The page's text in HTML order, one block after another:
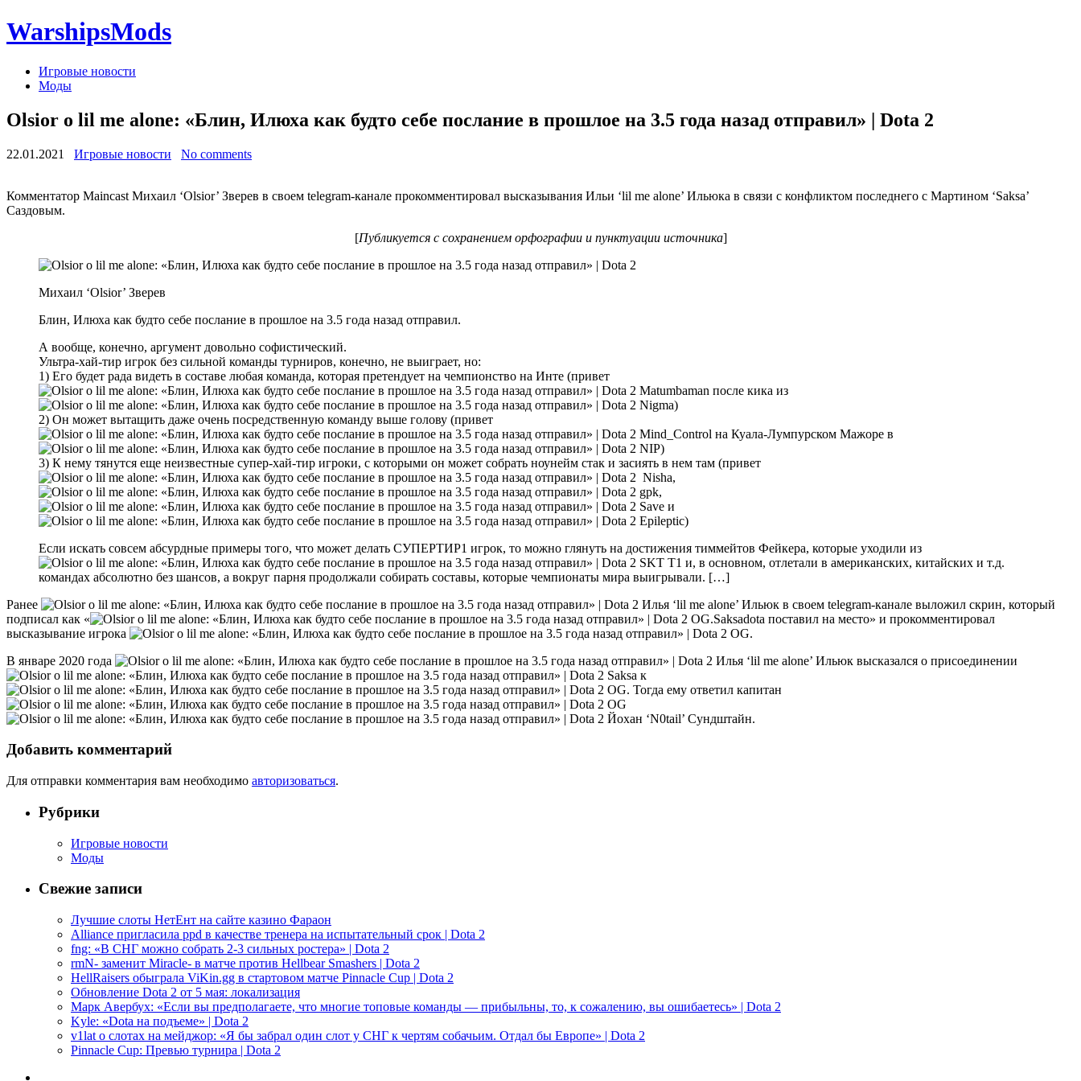
WarshipsMods
Игровые новости
Моды
Olsior о lil me alone: «Блин, Илюха как будто себе послание в прошлое на 3.5 года назад отправил» | Dota 2
22.01.2021 Игровые новости No comments
Комментатор Maincast Михаил ‘Olsior’ Зверев в своем telegram-канале прокомментировал высказывания Ильи ‘lil me alone’ Ильюка в связи с конфликтом последнего с Мартином ‘Saksa’
Саздовым.
[Публикуется с сохранением орфографии и пунктуации источника]
Михаил ‘Olsior’ Зверев
Блин, Илюха как будто себе послание в прошлое на 3.5 года назад отправил.
А вообще, конечно, аргумент довольно софистический.
Ультра-хай-тир игрок без сильной команды турниров, конечно, не выиграет, но:
1) Его будет рада видеть в составе любая команда, которая претендует на чемпионство на Инте (привет
Matumbaman после кика из
Nigma)
2) Он может вытащить даже очень посредственную команду выше голову (привет
Mind_Control на Куала-Лумпурском Мажоре в
NIP)
3) К нему тянутся еще неизвестные супер-хай-тир игроки, с которыми он может собрать ноунейм стак и засиять в нем там (привет
Nisha,
gpk,
Save и
Epileptic)
Если искать совсем абсурдные примеры того, что может делать СУПЕРТИР1 игрок, то можно глянуть на достижения тиммейтов Фейкера, которые уходили из
SKT T1 и, в основном, отлетали в американских, китайских и т.д.
командах абсолютно без шансов, а вокруг парня продолжали собирать составы, которые чемпионаты мира выигрывали. […]
Ранее
Илья ‘lil me alone’ Ильюк в своем telegram-канале выложил скрин, который
подписал как «
OG.Saksadota поставил на место» и прокомментировал
высказывание игрока
OG.
В январе 2020 года
Илья ‘lil me alone’ Ильюк высказался о присоединении
Saksa к
OG. Тогда ему ответил капитан
OG
Йохан ‘N0tail’ Сундштайн.
Добавить комментарий
Для отправки комментария вам необходимо авторизоваться.
Рубрики
Игровые новости
Моды
Свежие записи
Лучшие слоты НетЕнт на сайте казино Фараон
Alliance пригласила ppd в качестве тренера на испытательный срок | Dota 2
fng: «В СНГ можно собрать 2-3 сильных ростера» | Dota 2
rmN- заменит Miracle- в матче против Hellbear Smashers | Dota 2
HellRaisers обыграла ViKin.gg в стартовом матче Pinnacle Cup | Dota 2
Обновление Dota 2 от 5 мая: локализация
Марк Авербух: «Если вы предполагаете, что многие топовые команды — прибыльны, то, к сожалению, вы ошибаетесь» | Dota 2
Kyle: «Dota на подъеме» | Dota 2
v1lat о слотах на мейджор: «Я бы забрал один слот у СНГ к чертям собачьим. Отдал бы Европе» | Dota 2
Pinnacle Cup: Превью турнира | Dota 2